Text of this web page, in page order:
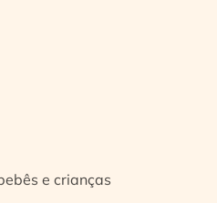
e crianças